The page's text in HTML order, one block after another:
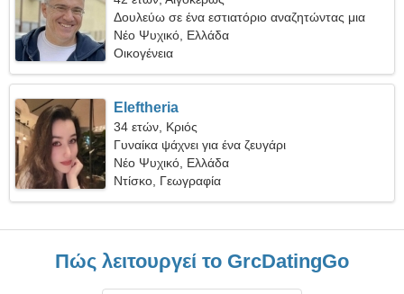
Δουλεύω σε ένα εστιατόριο αναζητώντας μια
συναισθηματική γυναίκα
Νέο Ψυχικό, Ελλάδα
Οικογένεια
Eleftheria
34 ετών, Κριός
Γυναίκα ψάχνει για ένα ζευγάρι
Νέο Ψυχικό, Ελλάδα
Ντίσκο, Γεωγραφία
Πώς λειτουργεί το GrcDatingGo